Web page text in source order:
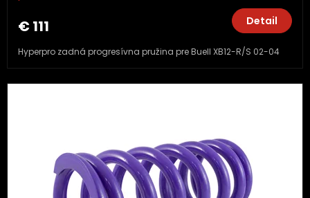
€ 111 Detail
Hyperpro zadná progresívna pružina pre Buell XB12-R/S 02-04